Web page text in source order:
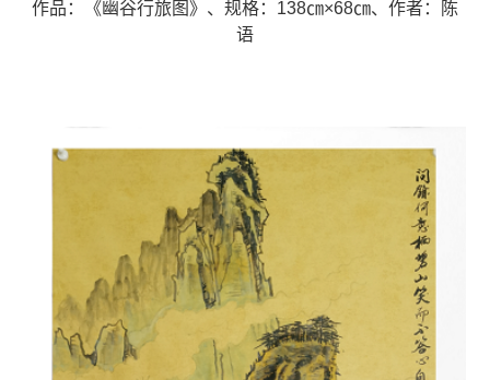
作品：《幽谷行旅图》、 规格：138㎝×68㎝、 作者：陈
语